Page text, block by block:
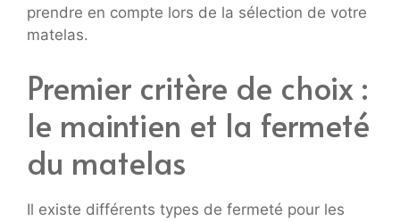
prendre en compte lors de la sélection de votre
matelas.
Premier critère de choix :
le maintien et la fermeté
du matelas
Il existe différents types de fermeté pour les